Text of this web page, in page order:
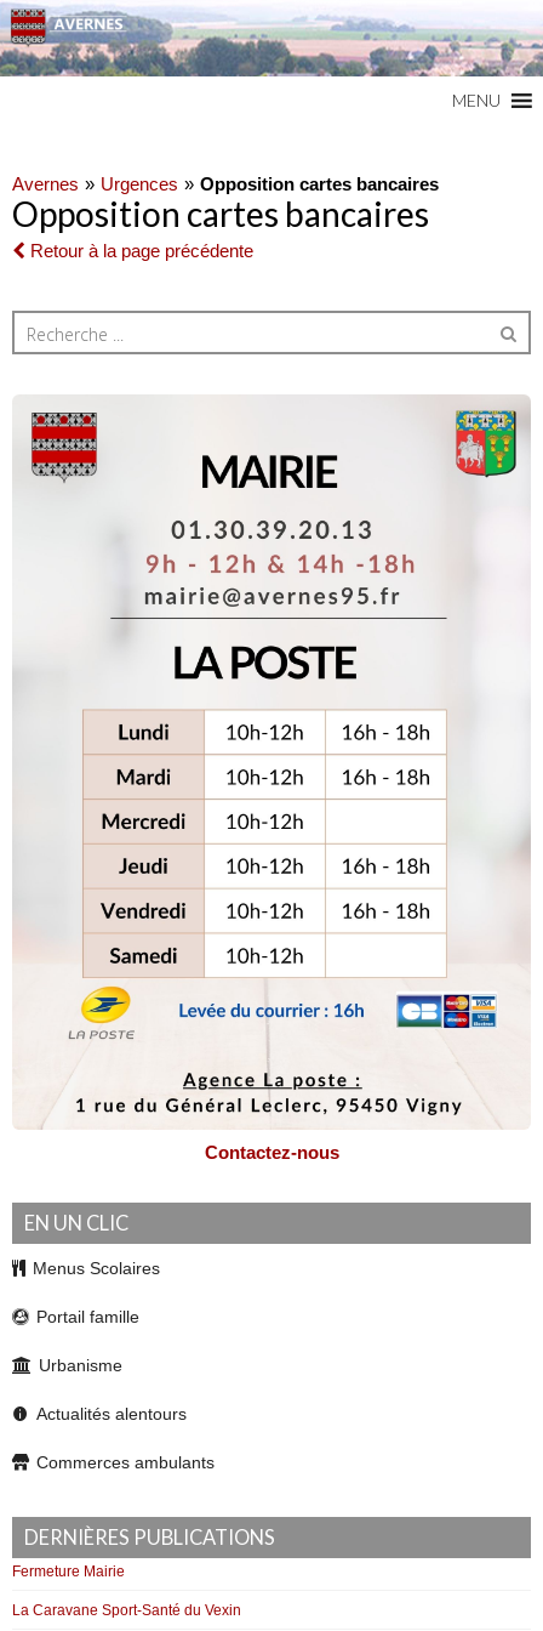
MENU
Avernes Urgences Opposition cartes bancaires
Opposition cartes bancaires
Retour à la page précédente
Contactez-nous
EN UN CLIC
Menus Scolaires
Portail famille
Urbanisme
Actualités alentours
Commerces ambulants
DERNIÈRES PUBLICATIONS
Fermeture Mairie
La Caravane Sport-Santé du Vexin